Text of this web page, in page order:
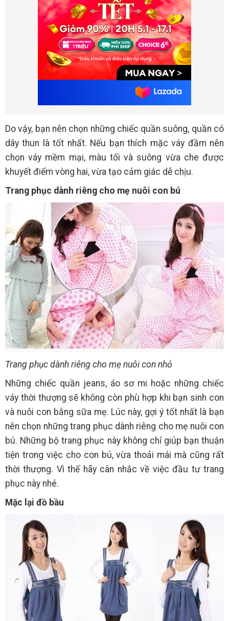
Do vậy, bạn nên chọn những chiếc quần suông, quần có
dây thun là tốt nhất. Nếu bạn thích mặc váy đầm nên
chọn váy mềm mại, màu tối và suông vừa che được
khuyết điểm vòng hai, vừa tạo cảm giác dễ chịu.
Trang phục dành riêng cho mẹ nuôi con bú
Trang phục dành riêng cho mẹ nuôi con nhỏ
Những chiếc quần jeans, áo sơ mi hoặc những chiếc
váy thời thượng sẽ không còn phù hợp khi bạn sinh con
và nuôi con bằng sữa mẹ. Lúc này, gợi ý tốt nhất là bạn
nên chọn những trang phục dành riêng cho mẹ nuôi con
bú. Những bộ trang phục này không chỉ giúp bạn thuận
tiện trong việc cho con bú, vừa thoải mái mà cũng rất
thời thượng. Vì thế hãy cân nhắc về việc đầu tư trang
phục này nhé.
Mặc lại đồ bầu